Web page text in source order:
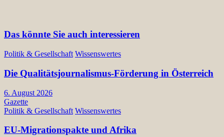
Das könnte Sie auch interessieren
Politik & Gesellschaft Wissenswertes
Die Qualitätsjournalismus-Förderung in Österreich
6. August 2026
Gazette
Politik & Gesellschaft Wissenswertes
EU-Migrationspakte und Afrika